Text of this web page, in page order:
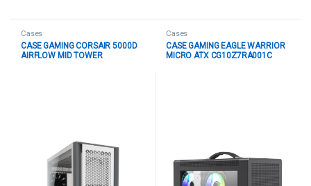
Cases
CASE GAMING CORSAIR 5000D
AIRFLOW MID TOWER
Cases
CASE GAMING EAGLE WARRIOR
MICRO ATX CG10Z7RA001C